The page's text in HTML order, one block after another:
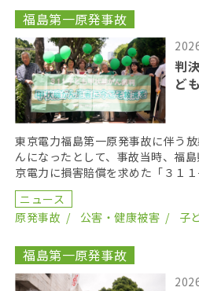
福島第一原発事故
判
ど
東京電力福島第一原発事故に伴う
んになったとして、事故当時、福
京電力に損害賠償を求めた「３１
第１８回口頭弁論が２０２６年６
ニュース
原発事故
公害・健康被害 子
福島第一原発事故